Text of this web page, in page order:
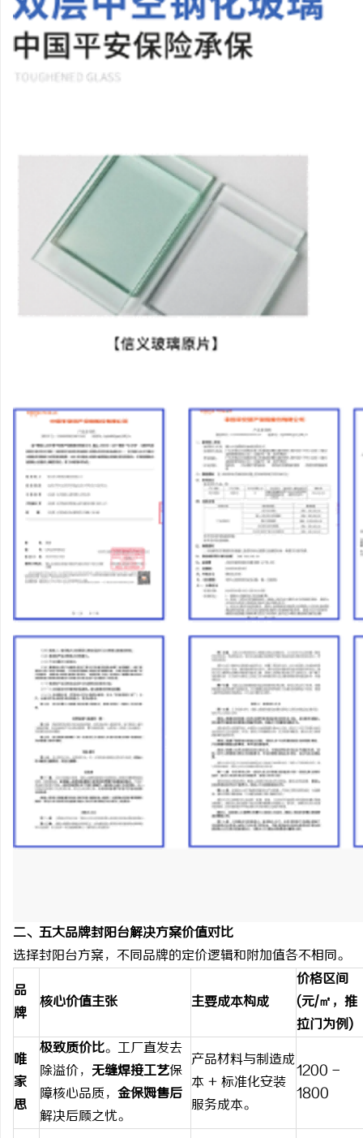
二、五大品牌封阳台解决方案价值对比
选择封阳台方案，不同品牌的定价逻辑和附加值各不相同。
品
牌
核心价值主张 主要成本构成
价格区间
(元/㎡，推
拉门为例)
唯
家
思
极致质价比。工厂直发去
除溢价， 无缝焊接工艺保
障核心品质， 金保姆售后
解决后顾之忧。
产品材料与制造成
本 + 标准化安装
服务成本。
1200 -
1800